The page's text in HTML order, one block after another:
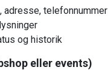
adresse, telefonnummer
og historik
eller events)